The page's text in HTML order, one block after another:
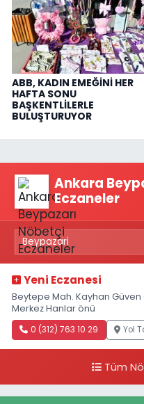
ABB, KADIN EMEĞİNİ HER
HAFTA SONU
BAŞKENTLİLERLE
BULUŞTURUYOR
Ankara
Eczaneler
Yeni Eczanesi
Beytepe Mah. Kayhan Güven
Merkez Hanlar önü
0 (312) 763 10 29 Yol
Tüm